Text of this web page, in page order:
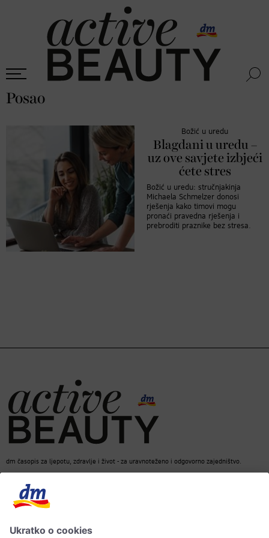
Posao
Božić u uredu
Blagdani u uredu –
uz ove savjete izbjeći
ćete stres
Božić u uredu: stručnjakinja
Michaela Schmelzer donosi
rješenja kako timovi mogu
pronaći pravedna rješenja i
prebroditi praznike bez stresa.
dm časopis za ljepotu, zdravlje i život - za uravnoteženo i odgovorno zajedništvo.